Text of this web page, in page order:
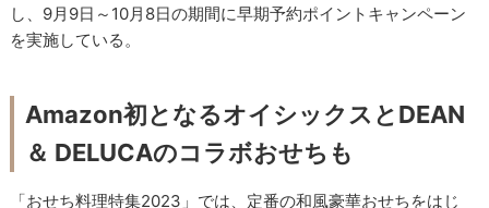
し、9月9日～10月8日の期間に早期予約ポイントキャンペーン
を実施している。
Amazon初となるオイシックスとDEAN
＆ DELUCAのコラボおせちも
「おせち料理特集2023」では、定番の和風豪華おせちをはじ